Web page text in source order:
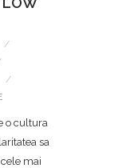
o cultura
sa
mai